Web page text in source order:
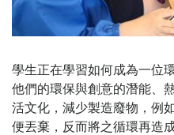
學生正在學習如何成為一位
他們的環保與創意的潛能、
活文化，減少製造廢物，例
便丟棄，反而將之循環再造